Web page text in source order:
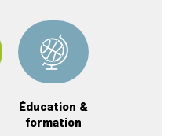
Éducation &
formation